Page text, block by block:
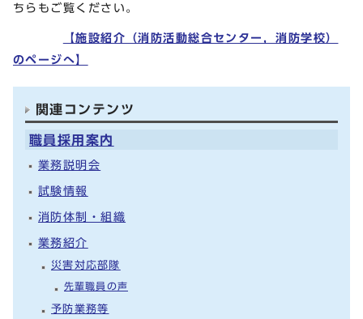
ちらもご覧ください。
【施設紹介（消防活動総合センター，消防学校）
のページへ】
関連コンテンツ
職員採用案内
業務説明会
試験情報
消防体制・組織
業務紹介
災害対応部隊
先輩職員の声
予防業務等